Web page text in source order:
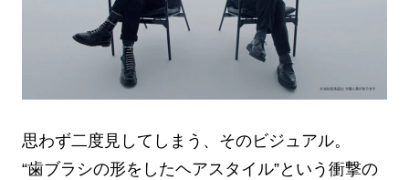
思わず二度見してしまう、そのビジュアル。
“歯ブラシの形をしたヘアスタイル”という衝撃の